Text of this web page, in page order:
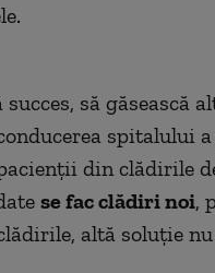
să găsească
spitalului
din clădirile
se fac clădiri noi,
altă soluţie